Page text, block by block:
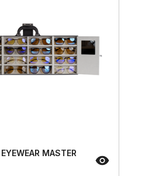
MASTER